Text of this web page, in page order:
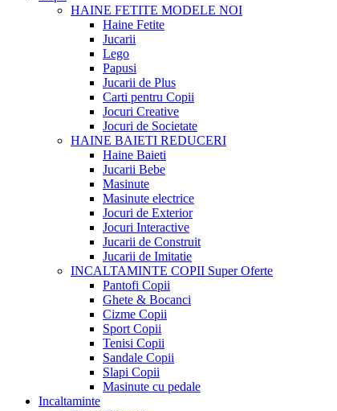
HAINE FETITE MODELE NOI
Haine Fetite
Jucarii
Lego
Papusi
Jucarii de Plus
Carti pentru Copii
Jocuri Creative
Jocuri de Societate
HAINE BAIETI REDUCERI
Haine Baieti
Jucarii Bebe
Masinute
Masinute electrice
Jocuri de Exterior
Jocuri Interactive
Jucarii de Construit
Jucarii de Imitatie
INCALTAMINTE COPII Super Oferte
Pantofi Copii
Ghete & Bocanci
Cizme Copii
Sport Copii
Tenisi Copii
Sandale Copii
Slapi Copii
Masinute cu pedale
Incaltaminte